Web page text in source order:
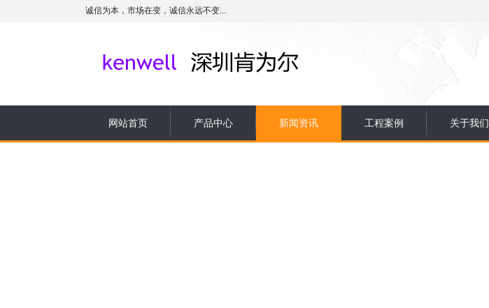
诚信为本，市场在变，诚信永远不变...
网站首页 产品中心 新闻资讯 工程案例 关于我们